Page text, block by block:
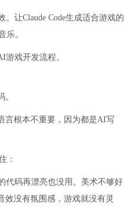
让Claude Code生成适合游戏的
乐。
戏开发流程。
言根本不重要，因为都是AI写
：
代码再漂亮也没用。美术不够好
效没有氛围感，游戏就没有灵